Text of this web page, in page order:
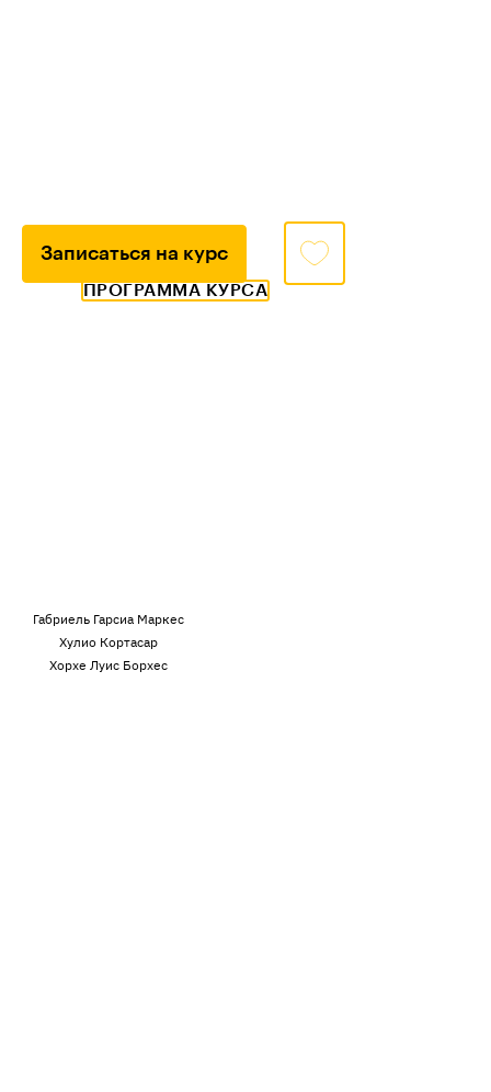
Записаться на курс
ПРОГРАММА КУРСА
Габриель Гарсиа Маркес
Хулио Кортасар
Хорхе Луис Борхес